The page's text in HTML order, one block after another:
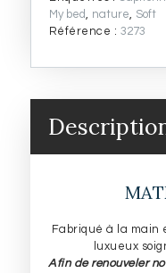
-50%
g
e
r
o
o
k
e
r
My bed, nature, Soft
Référence : 3273
Fabriqué à la main
luxueux
Afin de renouveler